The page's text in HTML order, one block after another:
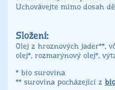
Uchovávejte mimo dosah
Složení:
Olej z hroznových jader**,
olej*, rozmarýnový olej*,
* bio surovina
** surovina pocházející z